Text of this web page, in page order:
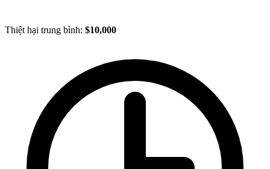
Thiệt hại trung bình: $10,000